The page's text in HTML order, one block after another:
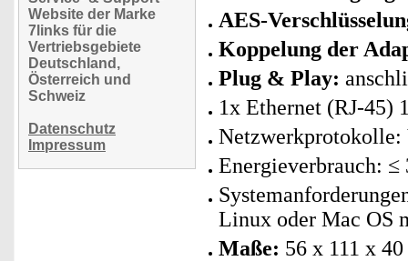
Website der Marke
7links für die
Vertriebsgebiete
Deutschland,
Österreich und
Schweiz
Datenschutz
Impressum
AES-
Koppelung der
Plug & Play:
1x Ethernet (RJ-45)
Netzwerkprotokolle:
Energieverbrauch:
Linux oder Mac OS
Maße: 56 x 111 x